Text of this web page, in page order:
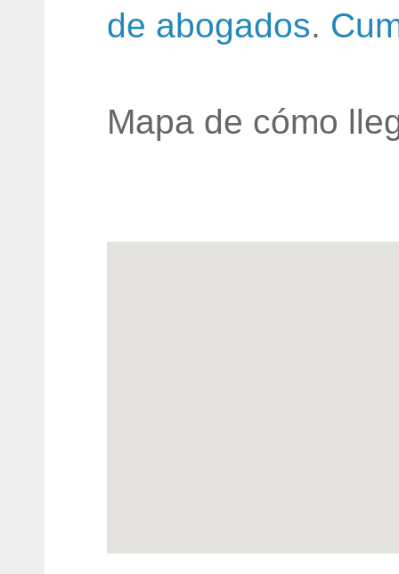
de abogados.
Mapa de cómo